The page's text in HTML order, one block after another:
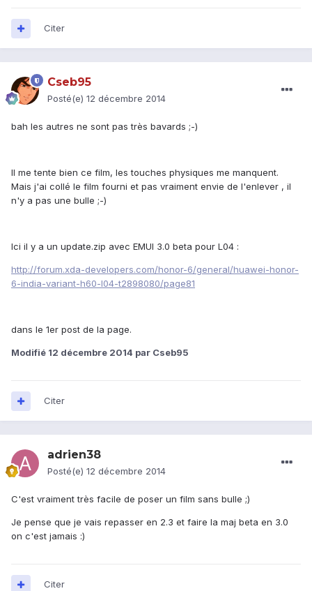
Citer
Cseb95
Posté(e) 12 décembre 2014
bah les autres ne sont pas très bavards ;-)
Il me tente bien ce film, les touches physiques me manquent.
Mais j'ai collé le film fourni et pas vraiment envie de l'enlever , il
n'y a pas une bulle ;-)
Ici il y a un update.zip avec EMUI 3.0 beta pour L04 :
http://forum.xda-developers.com/honor-6/general/huawei-honor-
6-india-variant-h60-l04-t2898080/page81
dans le 1er post de la page.
Modifié 12 décembre 2014 par Cseb95
Citer
adrien38
Posté(e) 12 décembre 2014
C'est vraiment très facile de poser un film sans bulle ;)
Je pense que je vais repasser en 2.3 et faire la maj beta en 3.0
on c'est jamais :)
Citer